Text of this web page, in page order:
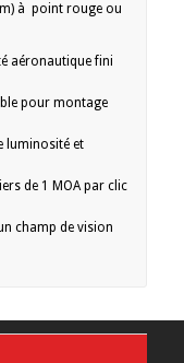
à point rouge ou
aéronautique fini
pour montage
luminosité et
de 1 MOA par clic
champ de vision